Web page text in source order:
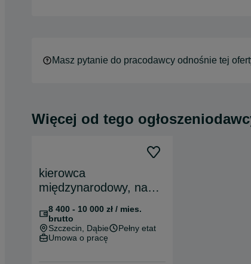
Masz pytanie do pracodawcy odnośnie tej
Więcej od tego
kierowca
międzynarodowy, na
8 400 - 10 000 zł / mies.
brutto
Szczecin, Dąbie
Pełny etat
Umowa o pracę